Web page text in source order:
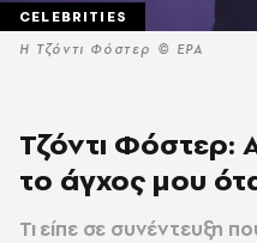
Η Τζόντι Φόστερ © EPA
CELEBRITIES
Τζόντι Φόστερ:
το άγχος μου
Τι είπε σε συνέντευξη